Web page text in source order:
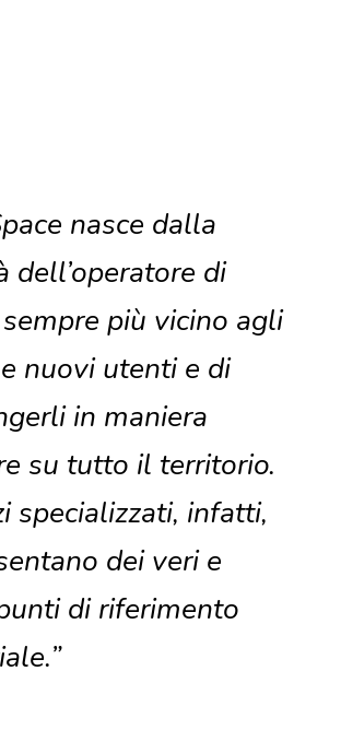
nasce dalla
dell’operatore di
più vicino agli
nuovi utenti e di
in maniera
su tutto il territorio.
specializzati, infatti,
dei veri e
di riferimento